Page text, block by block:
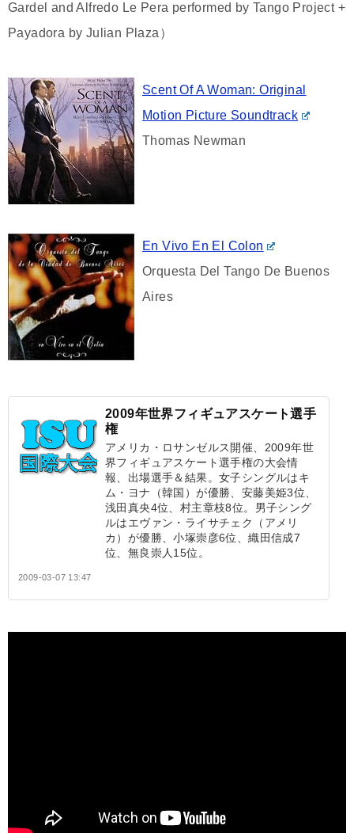
Gardel and Alfredo Le Pera performed by Tango Project +
Payadora by Julian Plaza）
Scent Of A Woman: Original
Motion Picture Soundtrack
Thomas Newman
En Vivo En El Colon
Orquesta Del Tango De Buenos
Aires
2009年世界フィギュアスケート選手
権
アメリカ・ロサンゼルス開催、2009年世
界フィギュアスケート選手権の大会情
報、出場選手＆結果。女子シングルはキ
ム・ヨナ（韓国）が優勝、安藤美姫3位、
浅田真央4位、村主章枝8位。男子シング
ルはエヴァン・ライサチェク（アメリ
カ）が優勝、小塚崇彦6位、織田信成7
位、無良崇人15位。
2009-03-07 13:47